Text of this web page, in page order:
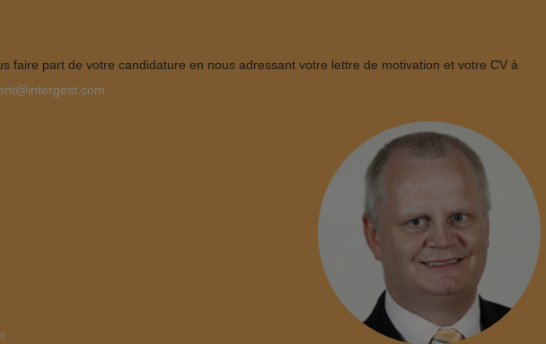
faire part de votre candidature en nous adressant votre lettre de motivation et votre CV à